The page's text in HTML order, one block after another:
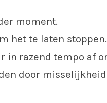
moment.
het te laten
in razend tempo af
door